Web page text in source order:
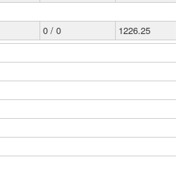
0 / 0 1226.25